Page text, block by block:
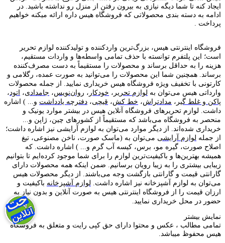
ایجاد کنه تا شما دیگه نیازی به بیرون رفتن از منزل رو نداشته باشید. در
ادامه به دسته بندی محصولاتی که فروشگاه هیس داره ارائه میکنه خواهیم
پرداخت .
فروشگاه اینترنتی هیس، بزرگ‌ترین وارد‌کننده و تولید‌کننده لوازم تحریر
است؛ این پلتفرم توانسته با حذف تمامی واسطه‌ها و واردات مستقیم،
هزینه را به حداقل برساند و محصولات را مستقیماً به دست مصرف‌کننده
برساند. همچنین شما این محصولات را می‌توانید به صورت عمده، رگلامی و
کارتونی با تخفیف ویژه فروشگاه هیس خریداری نمایید. از جمله محصولات
وارداتی هیس می‌توان به لوازم تحریر ، خودکار ، روان‌نویس، جامدادی، اتود ،
پاکن و غلط گیر ، مدادتراش، خط کش، قیچی، دفترچه یادداشت و... ) اشاره
داشت. لوازم تحریر‌های فروشگاه آنلاین هیس در بیشتر موارد یونیک و
منحصر به فروشگاه می‌باشد که مستقیماً از کشور‌های چین، ژاپن و...
خریداری شده‌اند. از دیگر موارد می‌توان به لوازم آرایشی نیز اشاره داشت؛
از جمله لوازم آرایشی می‌توان به (ماسک صورت، ناخن مصنوعی، تیغ
اصلاح صورت، گیره مو، برس، کیسه آب گرم و... ) اشاره داشت. که
همیشه بهترین‌ها و باکیفیت‌ترین لوازم را برای شما موجود کرده‌ایم تا بتوانیم
زیبایی بیشتری را به زیبا رویان برسانیم. ضمن اینکه همه محصولات دارای
گارانتی قیمت و گارانتی بازگشت وجه می‌باشند. از دیگر محصولات هیس
می‌توان به لوازم آشپزخانه نیز اشاره داشت. لوازم آشپزخانه باکیفیت و
ارزان قیمت را از فروشگاه اینترنتی هیس به صورت آنلاین و بدون نیاز به
حضور در محل خریداری نمایید.
نمایش بیشتر
تمامی مطالب ، عکس و محتوا دارای حق کپی رایت و متعلق به فروشگاه
هیس محفوظ میباشد.